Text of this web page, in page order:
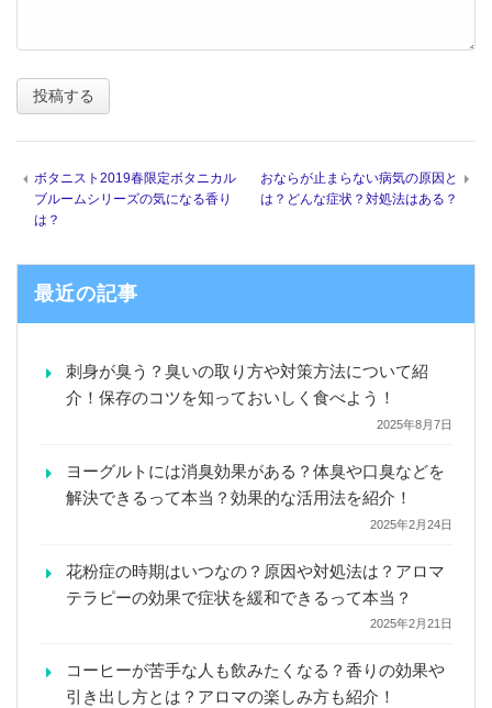
ボタニスト2019春限定ボタニカル
ブルームシリーズの気になる香り
は？
おならが止まらない病気の原因と
は？どんな症状？対処法はある？
最近の記事
刺身が臭う？臭いの取り方や対策方法について紹
介！保存のコツを知っておいしく食べよう！
2025年8月7日
ヨーグルトには消臭効果がある？体臭や口臭などを
解決できるって本当？効果的な活用法を紹介！
2025年2月24日
花粉症の時期はいつなの？原因や対処法は？アロマ
テラピーの効果で症状を緩和できるって本当？
2025年2月21日
コーヒーが苦手な人も飲みたくなる？香りの効果や
引き出し方とは？アロマの楽しみ方も紹介！